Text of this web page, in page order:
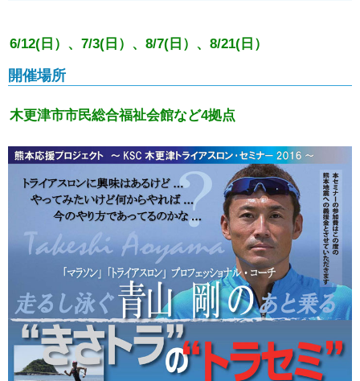
6/12(日）、7/3(日）、8/7(日）、8/21(日）
開催場所
木更津市市民総合福祉会館など4拠点